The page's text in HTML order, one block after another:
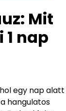
Mit
nap
egy nap alatt
hangulatos